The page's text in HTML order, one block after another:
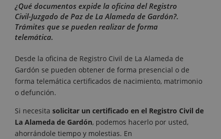
¿Qué documentos expide la oficina del Registro
Civil-Juzgado de Paz de La Alameda de Gardón?.
Trámites que se pueden realizar de forma
telemática.
Desde la oficina de Registro Civil de La Alameda de
Gardón se pueden obtener de forma presencial o de
forma telemática certificados de nacimiento, matrimonio
o defunción.
Si necesita solicitar un certificado en el Registro Civil de
La Alameda de Gardón, podemos hacerlo por usted,
ahorrándole tiempo y molestias. En